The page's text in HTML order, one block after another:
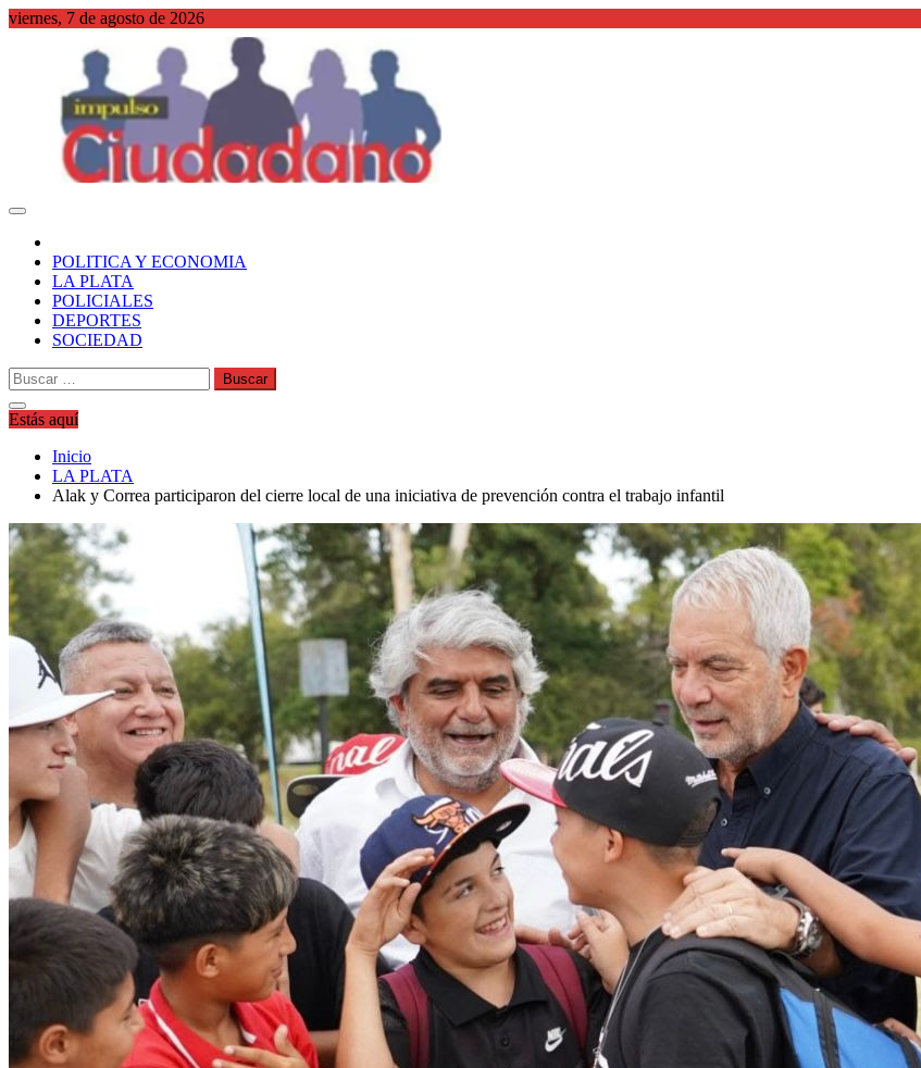
Saltar
viernes, 7 de agosto de 2026
POLITICA Y ECONOMIA
LA PLATA
POLICIALES
DEPORTES
SOCIEDAD
Buscar:
Estás aquí
Inicio
LA PLATA
Alak y Correa participaron del cierre local de una iniciativa de prevención contra el trabajo infantil